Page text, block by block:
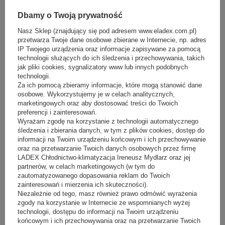
automatyczne
rodzaj drzwi:
skrzydłowe
automatyczne odparowanie skroplin:
tak (wyposażenie dodatkowe)
Energia
klasa energetyczna:
napięcie / moc znamionowa:
230V/50Hz / 160 W ÷ 180 W
dobowe zużycie energii :
Dbamy o Twoją prywatność
Nasz Sklep (znajdujący się pod adresem www.eladex.com.pl)
przetwarza Twoje dane osobowe zbierane w Internecie, np. adres
IP Twojego urządzenia oraz informacje zapisywane za pomocą
technologii służących do ich śledzenia i przechowywania, takich
jak pliki cookies, sygnalizatory www lub innych podobnych
technologii.
Za ich pomocą zbieramy informacje, które mogą stanowić dane
osobowe. Wykorzystujemy je w celach analitycznych,
marketingowych oraz aby dostosować treści do Twoich
preferencji i zainteresowań.
Wyrażam zgodę na korzystanie z technologii automatycznego
śledzenia i zbierania danych, w tym z plików cookies, dostęp do
informacji na Twoim urządzeniu końcowym i ich przechowywanie
oraz na przetwarzanie Twoich danych osobowych przez firmę
LADEX Chłodnictwo-klimatyzacja Ireneusz Mydlarz oraz jej
partnerów, w celach marketingowych (w tym do
zautomatyzowanego dopasowania reklam do Twoich
zainteresowań i mierzenia ich skuteczności).
Niezależnie od tego, masz również prawo odmówić wyrażenia
zgody na korzystanie w Internecie ze wspomnianych wyżej
technologii, dostępu do informacji na Twoim urządzeniu
końcowym i ich przechowywania oraz na przetwarzanie Twoich